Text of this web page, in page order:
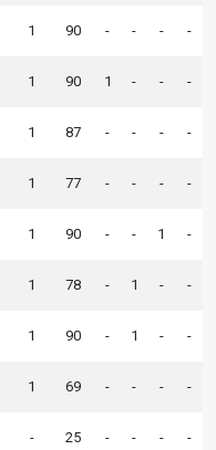
1 90 - - - -
1 90 1 - - -
1 87 - - - -
1 77 - - - -
1 90 - - 1 -
1 78 - 1 - -
1 90 - 1 - -
1 69 - - - -
- 25 - - - -